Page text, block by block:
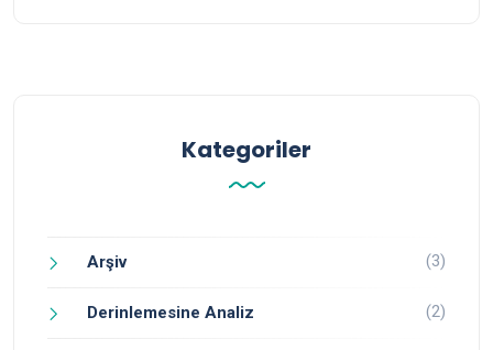
Kategoriler
Arşiv (3)
Derinlemesine Analiz (2)